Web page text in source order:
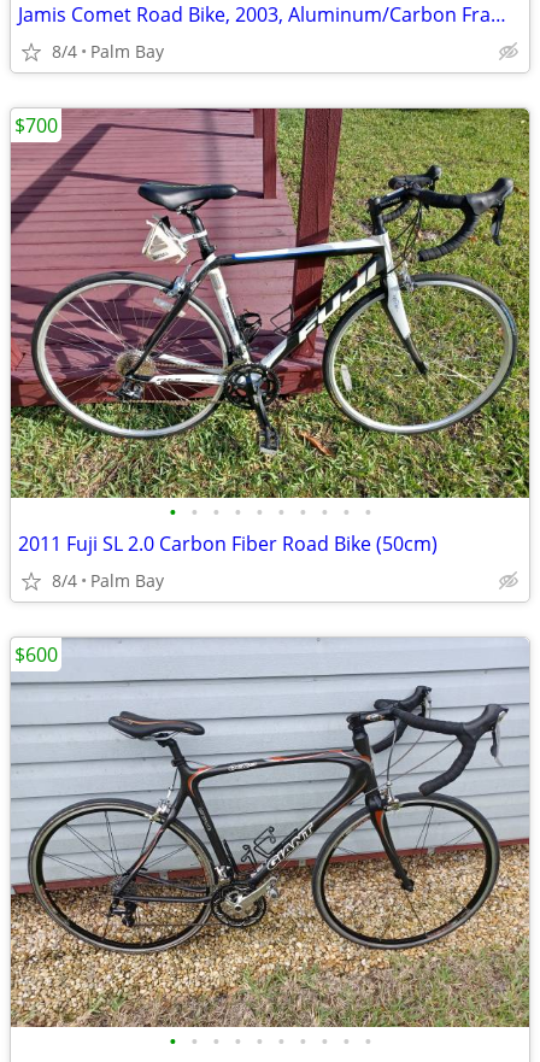
Jamis Comet Road Bike, 2003, Aluminum/Carbon Frame, 56cm
8/4 Palm Bay
• • • • • • • • • •
2011 Fuji SL 2.0 Carbon Fiber Road Bike (50cm)
8/4 Palm Bay
$700
• • • • • • • • • •
$600